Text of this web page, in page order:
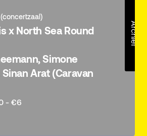
Archief
x North Sea Round
Simone
Arat (Caravan
- €6